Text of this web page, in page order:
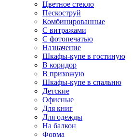
Цветное стекло
Пескоструй
Комбинированные
С витражами
С фотопечатью
Назначение
Шкафы-купе в гостиную
В коридор
В прихожую
Шкафы-купе в спальню
Детские
Офисные
Для книг
Для одежды
На балкон
Форма